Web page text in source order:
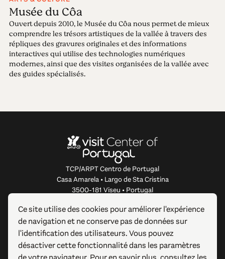
Musée du Côa
Ouvert depuis 2010, le Musée du Côa nous permet de mieux
comprendre les trésors artistiques de la vallée à travers des
répliques des gravures originales et des informations
interactives qui utilise des technologies numériques
modernes, ainsi que des visites organisées de la vallée avec
des guides spécialisés.
TCP/ARPT Centro de Portugal
Casa Amarela • Largo de Sta Cristina
3500-181 Viseu • Portugal
À PROPOS DE CE SITE WEB
LIENS UTILES
Ce site utilise des cookies pour améliorer l'expérience
de navigation et ne conserve pas de données sur
l'identification des utilisateurs. Vous pouvez
désactiver cette fonctionnalité dans les paramètres